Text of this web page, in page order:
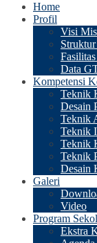
Home
Profil
Visi
Data
Kompetensi
Teknik
Desain
Teknik
Teknik
Teknik
Teknik
Desain
Galeri
Video
Program
Ekstra